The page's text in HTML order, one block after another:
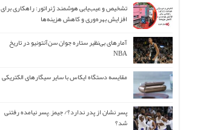
تشخیص و عیب‌یابی هوشمند ژنراتور: راهکاری برای
افزایش بهره‌وری و کاهش هزینه‌ها
آمارهای بی‌نظیر ستاره جوان سن‌آنتونیو در تاریخ
NBA
مقایسه دستگاه ایکاس با سایر سیگارهای الکتریکی
پسر نشان از پدر ندارد؟/ جیمز ِ پسر نیامده رفتنی
شد؟